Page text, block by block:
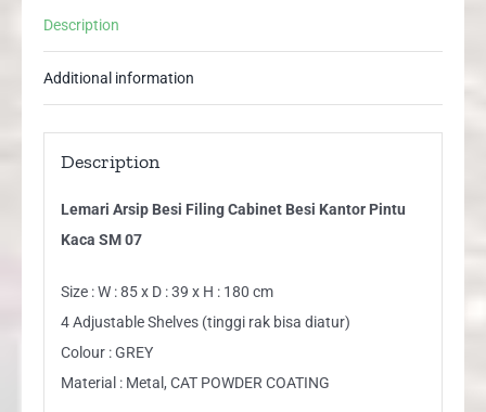
07
Description
Additional information
Description
Lemari Arsip Besi Filing Cabinet Besi Kantor Pintu
Kaca SM 07
Size : W : 85 x D : 39 x H : 180 cm
4 Adjustable Shelves (tinggi rak bisa diatur)
Colour : GREY
Material : Metal, CAT POWDER COATING